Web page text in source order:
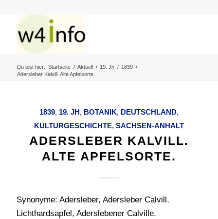
Du bist hier: Startseite / Aktuell / 19. Jh / 1839 /
Adersleber Kalvill. Alte Apfelsorte.
1839, 19. JH, BOTANIK, DEUTSCHLAND,
KULTURGESCHICHTE, SACHSEN-ANHALT
ADERSLEBER KALVILL.
ALTE APFELSORTE.
Synonyme: Adersleber, Adersleber Calvill,
Lichthardsapfel, Aderslebener Calville,